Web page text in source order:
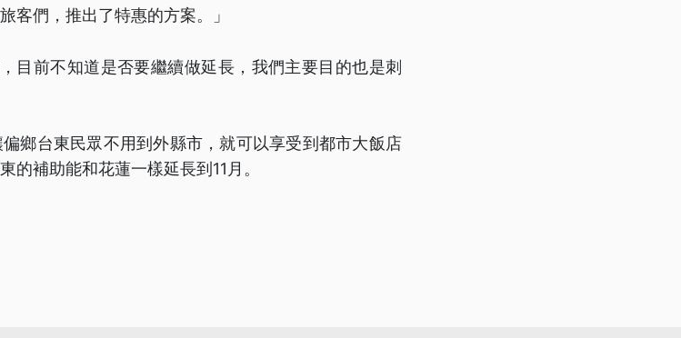
客們，推出了特惠的方案。」
目前不知道是否要繼續做延長，我們主要目的也是刺
鄉台東民眾不用到外縣市，就可以享受到都市大飯店
的補助能和花蓮一樣延長到11月。